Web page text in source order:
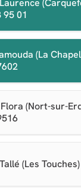
95 01
(La
(Nort-sur-
(Les Touches)